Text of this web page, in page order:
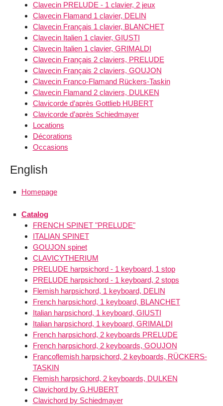
Clavecin PRELUDE - 1 clavier, 2 jeux
Clavecin Flamand 1 clavier, DELIN
Clavecin Français 1 clavier, BLANCHET
Clavecin Italien 1 clavier, GIUSTI
Clavecin Italien 1 clavier, GRIMALDI
Clavecin Français 2 claviers, PRELUDE
Clavecin Français 2 claviers, GOUJON
Clavecin Franco-Flamand Rückers-Taskin
Clavecin Flamand 2 claviers, DULKEN
Clavicorde d’après Gottlieb HUBERT
Clavicorde d’après Schiedmayer
Locations
Décorations
Occasions
English
Homepage
Catalog
FRENCH SPINET "PRELUDE"
ITALIAN SPINET
GOUJON spinet
CLAVICYTHERIUM
PRELUDE harpsichord - 1 keyboard, 1 stop
PRELUDE harpsichord - 1 keyboard, 2 stops
Flemish harpsichord, 1 keyboard, DELIN
French harpsichord, 1 keyboard, BLANCHET
Italian harpsichord, 1 keyboard, GIUSTI
Italian harpsichord, 1 keyboard, GRIMALDI
French harpsichord, 2 keyboards PRELUDE
French harpsichord, 2 keyboards, GOUJON
Francoflemish harpsichord, 2 keyboards, RÜCKERS-
TASKIN
Flemish harpsichord, 2 keyboards, DULKEN
Clavichord by G.HUBERT
Clavichord by Schiedmayer